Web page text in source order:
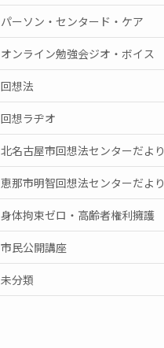
パーソン・センタード・ケア
オンライン勉強会ジオ・ボイス
回想法
回想ラヂオ
北名古屋市回想法センターだより
恵那市明智回想法センターだより
身体拘束ゼロ・高齢者権利擁護
市民公開講座
未分類